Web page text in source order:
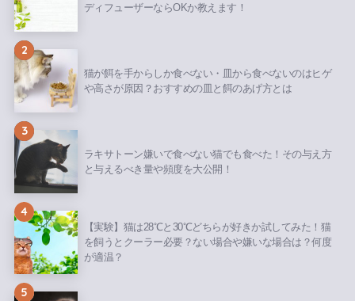
ディフューザーならOKか教えます！
2
猫が餌を手からしか食べない・皿から食べないのはヒゲ
や高さが原因？おすすめの皿と餌のあげ方とは
3
ラキサトーン嫌いで食べない猫でも食べた！その与え方
と与えるべき量や頻度を大公開！
4
【実験】猫は28℃と30℃どちらが好きか試してみた！猫
を飼うとクーラー必要？ない場合や嫌いな場合は？何度
が適温？
5